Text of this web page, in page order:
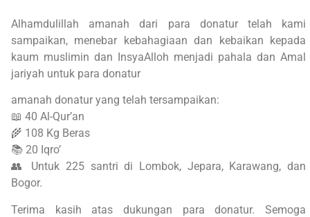
Alhamdulillah amanah dari para donatur telah kami
sampaikan, menebar kebahagiaan dan kebaikan kepada
kaum muslimin dan InsyaAlloh menjadi pahala dan Amal
jariyah untuk para donatur
amanah donatur yang telah tersampaikan:
📖 40 Al-Qur’an
🌾 108 Kg Beras
📚 20 Iqro’
👥 Untuk 225 santri di Lombok, Jepara, Karawang, dan
Bogor.
Terima kasih atas dukungan para donatur. Semoga